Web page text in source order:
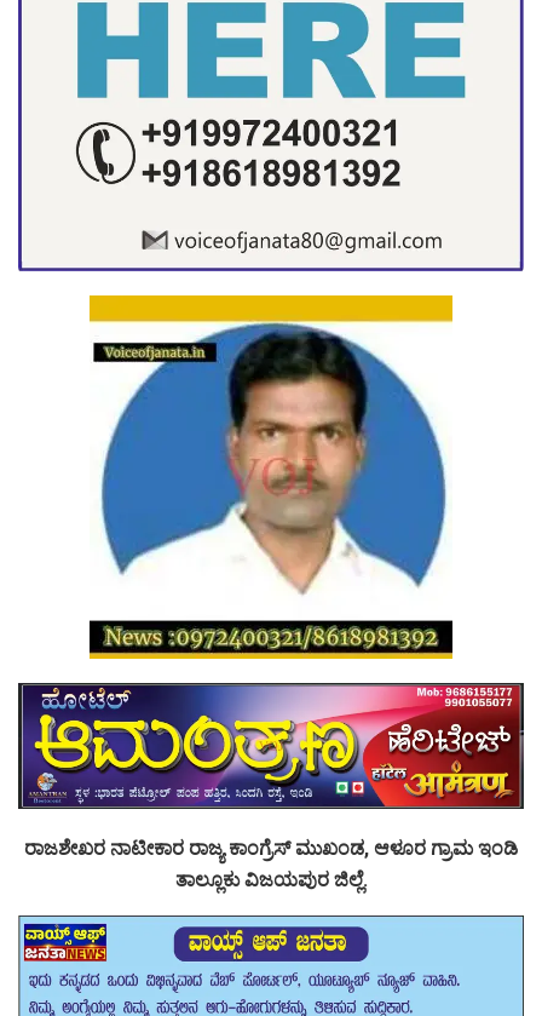
ರಾಜಶೇಖರ ನಾಟೀಕಾರ ರಾಜ್ಯ ಕಾಂಗ್ರೆಸ್ ಮುಖಂಡ, ಆಳೂರ ಗ್ರಾಮ‌ ಇಂಡಿ
ತಾಲ್ಲೂಕು ವಿಜಯಪುರ ಜಿಲ್ಲೆ.